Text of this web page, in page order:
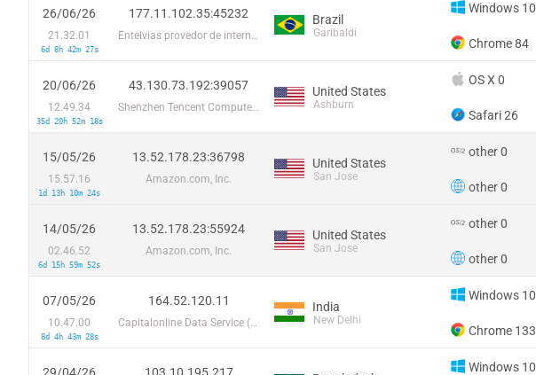
26/06/26
21.32.01
6d 8h 42m 27s
177.11.102.35:45232
Entelvias provedor de internet ltda
Brazil
Garibaldi
Windows 10
Chrome 84
20/06/26
12.49.34
35d 20h 52m 18s
43.130.73.192:39057
Shenzhen Tencent Computer Systems Company Limited
United States
Ashburn
OS X 0
Safari 26
15/05/26
15.57.16
1d 13h 10m 24s
13.52.178.23:36798
Amazon.com, Inc.
United States
San Jose
other 0
other 0
14/05/26
02.46.52
6d 15h 59m 52s
13.52.178.23:55924
Amazon.com, Inc.
United States
San Jose
other 0
other 0
07/05/26
10.47.00
8d 4h 43m 28s
164.52.120.11
Capitalonline Data Service (HK) Co
India
New Delhi
Windows 10
Chrome 133
Windows 10